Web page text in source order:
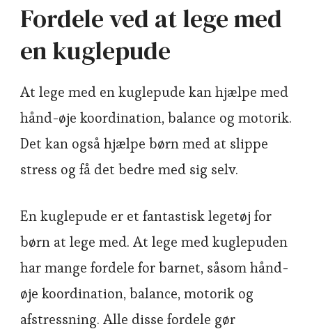
Fordele ved at lege med
en kuglepude
At lege med en kuglepude kan hjælpe med
hånd-øje koordination, balance og motorik.
Det kan også hjælpe børn med at slippe
stress og få det bedre med sig selv.
En kuglepude er et fantastisk legetøj for
børn at lege med. At lege med kuglepuden
har mange fordele for barnet, såsom hånd-
øje koordination, balance, motorik og
afstressning. Alle disse fordele gør